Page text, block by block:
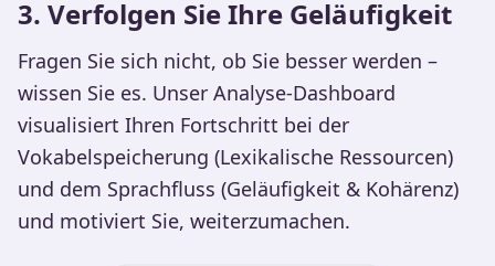
3. Verfolgen Sie Ihre Geläufigkeit
Fragen Sie sich nicht, ob Sie besser werden –
wissen Sie es. Unser Analyse-Dashboard
visualisiert Ihren Fortschritt bei der
Vokabelspeicherung (Lexikalische Ressourcen)
und dem Sprachfluss (Geläufigkeit & Kohärenz)
und motiviert Sie, weiterzumachen.